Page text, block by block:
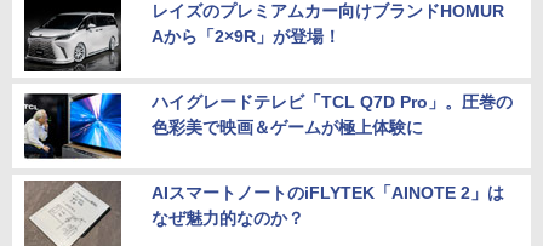
レイズのプレミアムカー向けブランドHOMUR
Aから「2×9R」が登場！
ハイグレードテレビ「TCL Q7D Pro」。圧巻の
色彩美で映画＆ゲームが極上体験に
AIスマートノートのiFLYTEK「AINOTE 2」は
なぜ魅力的なのか？